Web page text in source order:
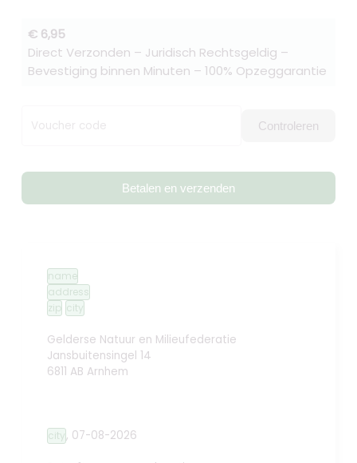
€ 6,95
Direct Verzonden – Juridisch Rechtsgeldig –
Bevestiging binnen Minuten – 100% Opzeggarantie
Voucher code Controleren
Betalen en verzenden
name
address
zip city
Gelderse Natuur en Milieufederatie
Jansbuitensingel 14
6811 AB Arnhem
city, 07-08-2026